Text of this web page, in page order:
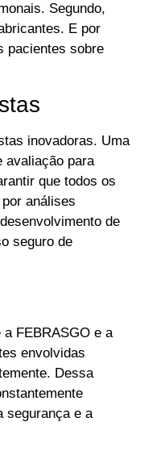
Segundo,
E por
pacientes sobre
inovadoras. Uma
avaliação para
que todos os
análises
de
seguro de
FEBRASGO e a
envolvidas
Dessa
segurança e a